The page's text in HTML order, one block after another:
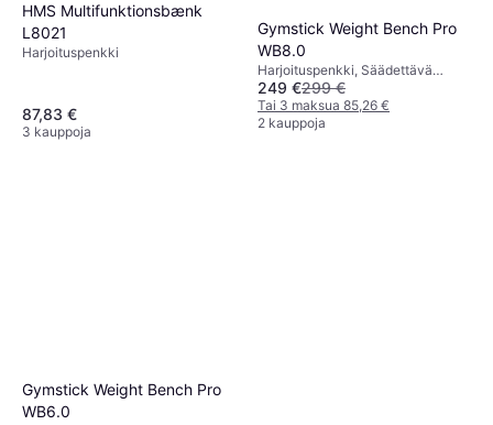
HMS Multifunktionsbænk
L8021
Harjoituspenkki
87,83 €
3 kauppoja
Gymstick Weight Bench Pro
WB8.0
Harjoituspenkki, Säädettävä
Penkki, Monitoimipenkki,
Kuormituskapasiteetti (maks) 135
kg
249 €299 €
Tai 3 maksua 85,26 €
2 kauppoja
Gymstick Weight Bench Pro
WB6.0